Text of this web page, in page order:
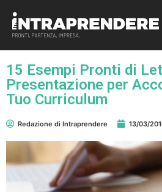
15 Esempi Pronti di
Presentazione per
Tuo Curriculum
Redazione di Intraprendere 13/03/